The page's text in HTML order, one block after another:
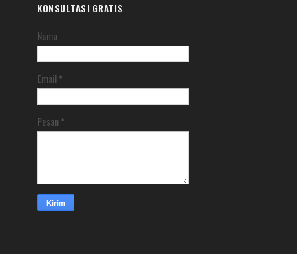
KONSULTASI GRATIS
Nama
Email *
Pesan *